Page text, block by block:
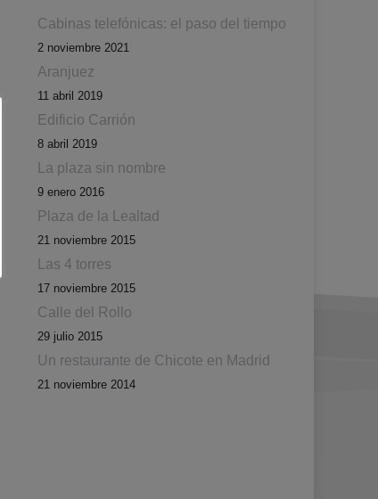
Cabinas telefónicas: el paso del tiempo
2 noviembre 2021
Aranjuez
11 abril 2019
Edificio Carrión
8 abril 2019
La plaza sin nombre
9 enero 2016
Plaza de la Lealtad
21 noviembre 2015
Las 4 torres
17 noviembre 2015
Calle del Rollo
29 julio 2015
Un restaurante de Chicote en Madrid
21 noviembre 2014